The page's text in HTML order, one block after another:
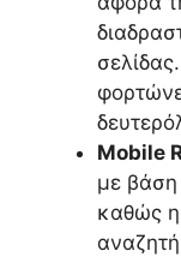
Mobile
με βάση
καθώς